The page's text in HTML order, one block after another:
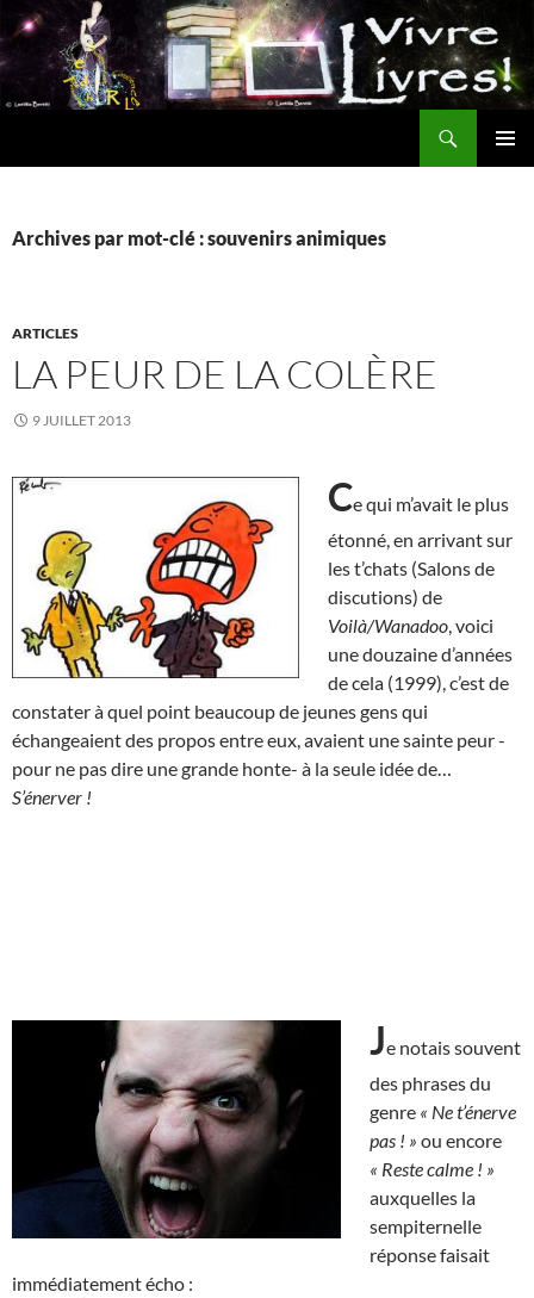
Aller
au
contenu
Archives par mot-clé : souvenirs animiques
ARTICLES
LA PEUR DE LA COLÈRE
9 JUILLET 2013
Ce qui m’avait le plus
étonné, en arrivant sur
les t’chats (Salons de
discutions) de
Voilà/Wanadoo , voici
une douzaine d’années
de cela (1999), c’est de
constater à quel point beaucoup de jeunes gens qui
échangeaient des propos entre eux, avaient une sainte peur -
pour ne pas dire une grande honte- à la seule idée de…
S’énerver !
Je notais souvent
des phrases du
genre « Ne t’énerve
pas ! » ou encore
« Reste calme ! »
auxquelles la
sempiternelle
réponse faisait
immédiatement écho :